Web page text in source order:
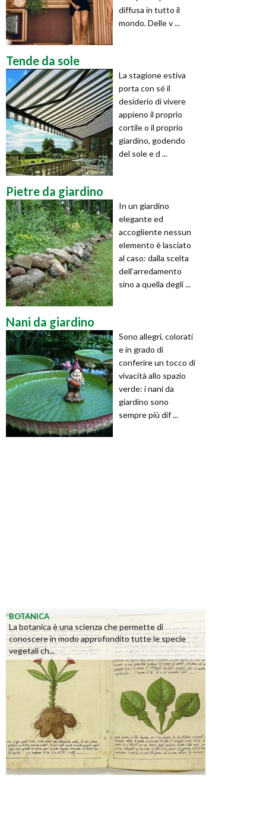
diffusa in tutto il
mondo. Delle v ...
Tende da sole
La stagione estiva
porta con sé il
desiderio di vivere
appieno il proprio
cortile o il proprio
giardino, godendo
del sole e d ...
Pietre da giardino
In un giardino
elegante ed
accogliente nessun
elemento è lasciato
al caso: dalla scelta
dell’arredamento
sino a quella degli ...
Nani da giardino
Sono allegri, colorati
e in grado di
conferire un tocco di
vivacità allo spazio
verde: i nani da
giardino sono
sempre più dif ...
BOTANICA
La botanica è una scienza che permette di
conoscere in modo approfondito tutte le specie
vegetali ch...